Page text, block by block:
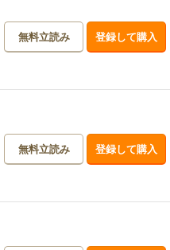
無料立読み 登録して購入
無料立読み 登録して購入